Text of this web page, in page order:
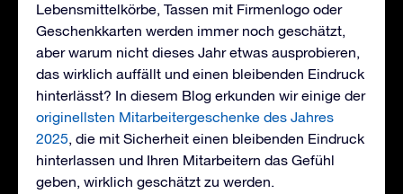
Lebensmittelkörbe, Tassen mit Firmenlogo oder
Geschenkkarten werden immer noch geschätzt,
aber warum nicht dieses Jahr etwas ausprobieren,
das wirklich auffällt und einen bleibenden Eindruck
hinterlässt? In diesem Blog erkunden wir einige der
originellsten Mitarbeitergeschenke des Jahres
2025, die mit Sicherheit einen bleibenden Eindruck
hinterlassen und Ihren Mitarbeitern das Gefühl
geben, wirklich geschätzt zu werden.